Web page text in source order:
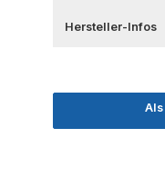
Hersteller-Infos